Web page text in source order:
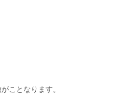
ことなります。